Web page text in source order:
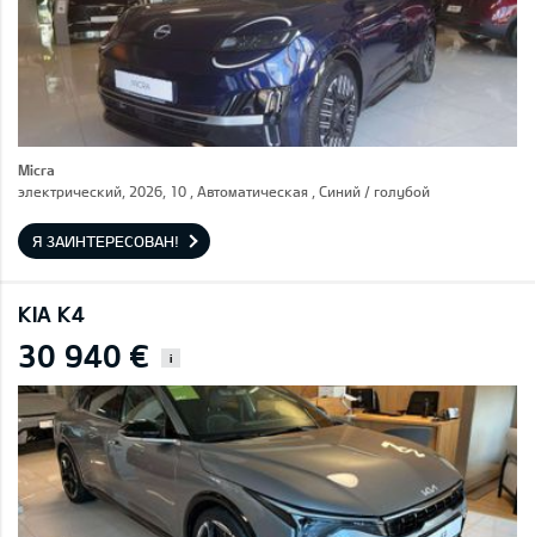
Micra
электрический, 2026, 10 , Автоматическая , Синий / голубой
Я ЗАИНТЕРЕСОВАН!
KIA K4
30 940 € i